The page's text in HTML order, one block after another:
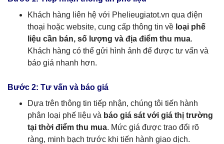
Khách hàng liên hệ với Phelieugiatot.vn qua điện
thoại hoặc website, cung cấp thông tin về loại phế
liệu cần bán, số lượng và địa điểm thu mua.
Khách hàng có thể gửi hình ảnh để được tư vấn và
báo giá nhanh hơn.
Bước 2: Tư vấn và báo giá
Dựa trên thông tin tiếp nhận, chúng tôi tiến hành
phân loại phế liệu và báo giá sát với giá thị trường
tại thời điểm thu mua. Mức giá được trao đổi rõ
ràng, minh bạch trước khi tiến hành giao dịch.